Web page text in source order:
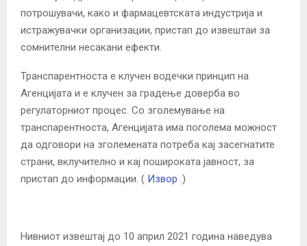
потрошувачи, како и фармацевтската индустрија и
истражувачки организации, пристап до извештаи за
сомнителни несакани ефекти.
Транспарентноста е клучен водечки принцип на
Агенцијата и е клучен за градење доверба во
регулаторниот процес. Со зголемување на
транспарентноста, Агенцијата има поголема можност
да одговори на зголемената потреба кај засегнатите
страни, вклучително и кај пошироката јавност, за
пристап до информации. ( Извор .)
Нивниот извештај до 10 април 2021 година наведува